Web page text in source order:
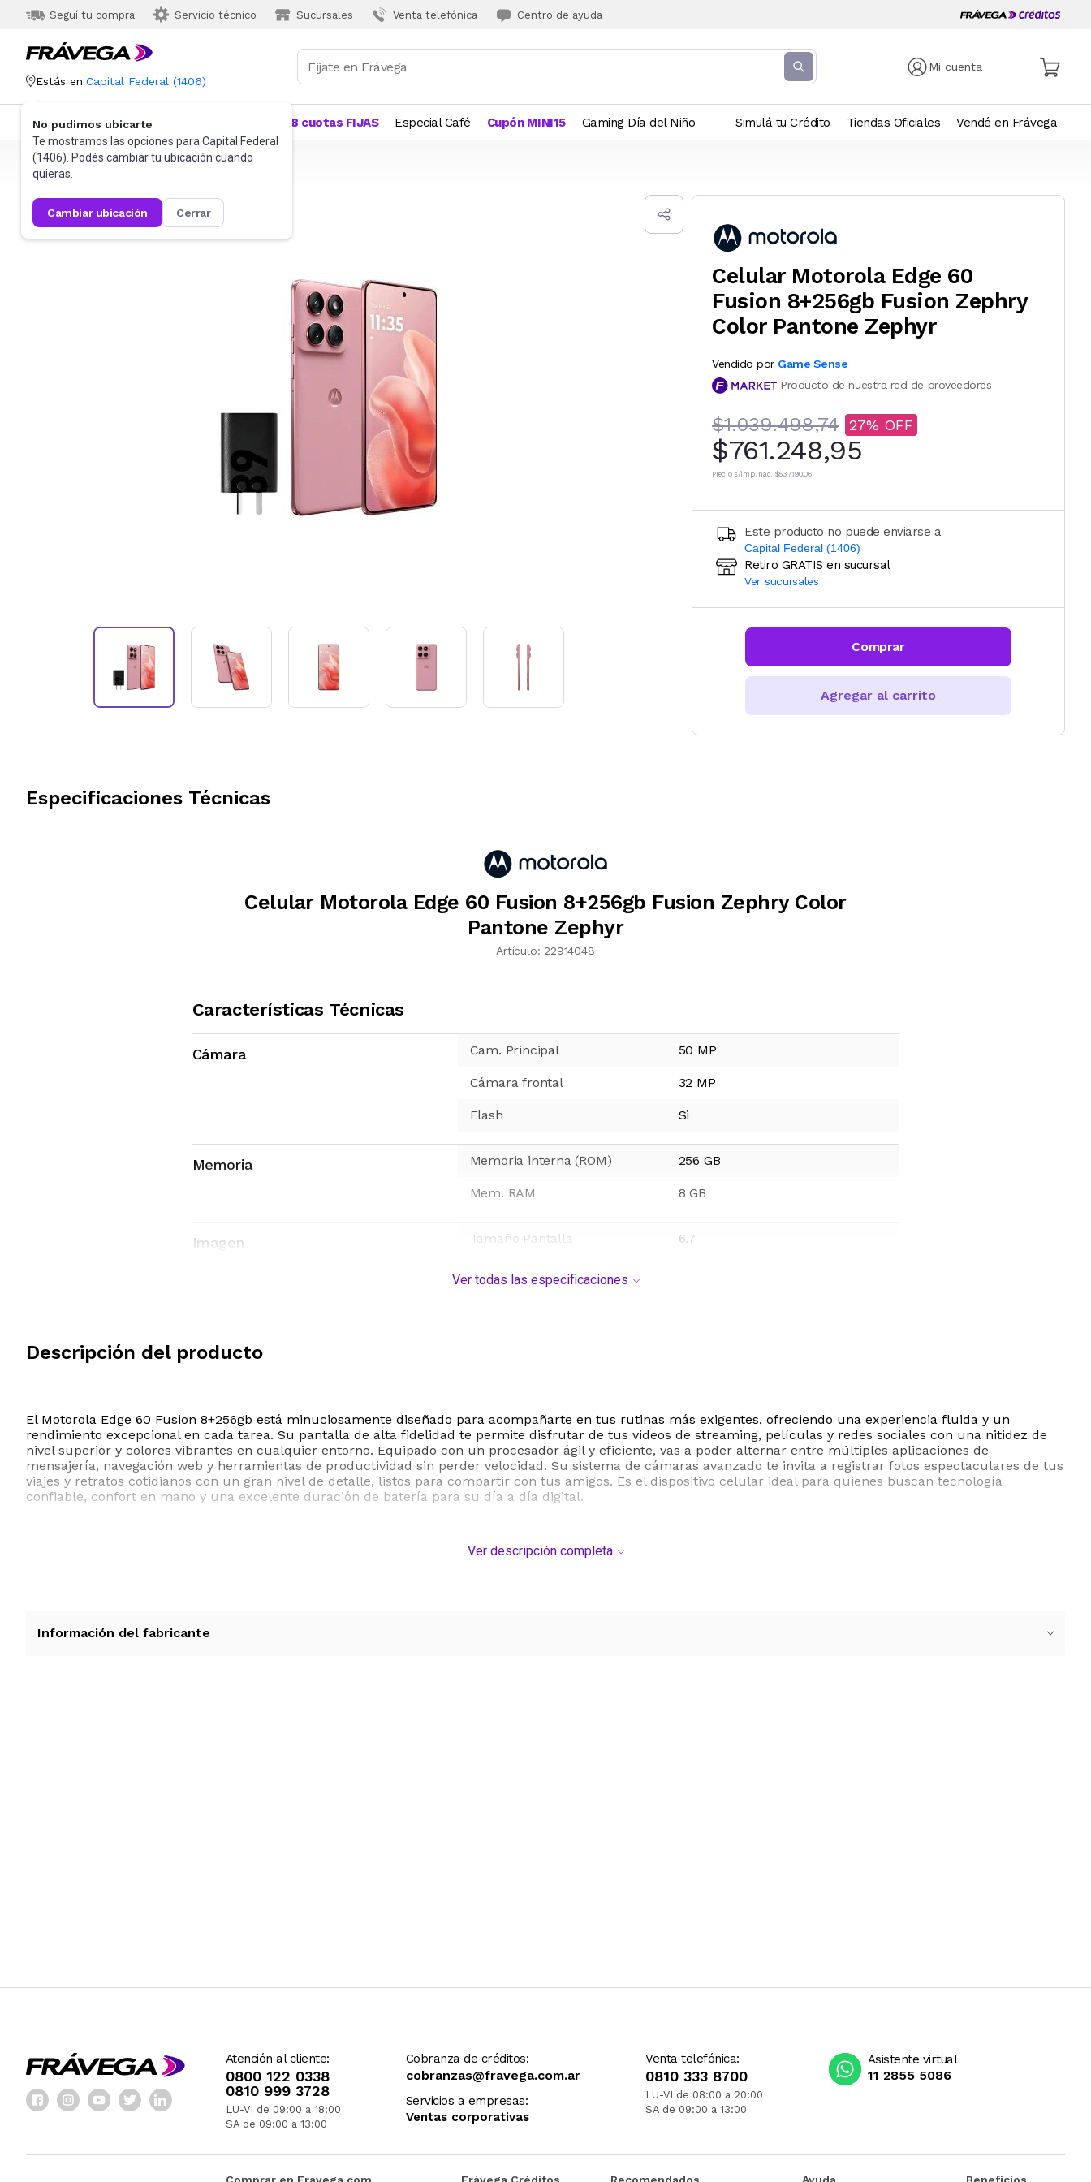
Seguí tu compra Servicio técnico Sucursales Venta telefónica Centro de ayuda
Mi cuenta
Estás en Capital Federal (1406)
No pudimos ubicarte
Te mostramos las opciones para Capital Federal
(1406). Podés cambiar tu ubicación cuando
quieras.
cambiar ubicación cerrar
Categorías Más Vendidos 18 cuotas FIJAS Especial Café Cupón MINI15 Gaming Día del Niño Simulá tu Crédito Tiendas Oficiales Vendé en Frávega
Frávega Celulares Celulares Liberados
Celular Motorola Edge 60
Fusion 8+256gb Fusion Zephry
Color Pantone Zephyr
Vendido por Game Sense
Producto de nuestra red de proveedores
$1.039.498,74 27
$761.248,95
Precio s/imp. nac. $537.190,06
Este producto no puede enviarse a
Capital Federal (1406)
Ingresá código postal (sólo números)
Retiro GRATIS en sucursal
Ver sucursales
Comprar
Agregar al carrito
Especificaciones Técnicas
Celular Motorola Edge 60 Fusion 8+256gb Fusion Zephry Color
Pantone Zephyr
Artículo: 22914048
Características Técnicas
Cámara Cam. Principal 50 MP
Cámara frontal 32 MP
Flash Si
Memoria Memoria interna (ROM) 256 GB
Mem. RAM 8 GB
Imagen Tamaño Pantalla 6.7
4G-LTE
Radio No
Bluetooth Sí
USB C
Ver todas las especificaciones
Descripción del producto
El Motorola Edge 60 Fusion 8+256gb está minuciosamente diseñado para acompañarte en tus rutinas más exigentes, ofreciendo una experiencia fluida y un
rendimiento excepcional en cada tarea. Su pantalla de alta fidelidad te permite disfrutar de tus videos de streaming, películas y redes sociales con una nitidez de
nivel superior y colores vibrantes en cualquier entorno. Equipado con un procesador ágil y eficiente, vas a poder alternar entre múltiples aplicaciones de
mensajería, navegación web y herramientas de productividad sin perder velocidad. Su sistema de cámaras avanzado te invita a registrar fotos espectaculares de tus
viajes y retratos cotidianos con un gran nivel de detalle, listos para compartir con tus amigos. Es el dispositivo celular ideal para quienes buscan tecnología
confiable, confort en mano y una excelente duración de batería para su día a día digital.
Ver descripción completa
Información del fabricante
Atención al cliente:
0800 122 0338
0810 999 3728
LU-VI de 09:00 a 18:00
SA de 09:00 a 13:00
Cobranza de créditos:
cobranzas@fravega.com.ar
Servicios a empresas:
Ventas corporativas
Venta telefónica:
0810 333 8700
LU-VI de 08:00 a 20:00
SA de 09:00 a 13:00
Asistente virtual
11 2855 5086
Comprar en Fravega.com Frávega Créditos Recomendados Ayuda Beneficios